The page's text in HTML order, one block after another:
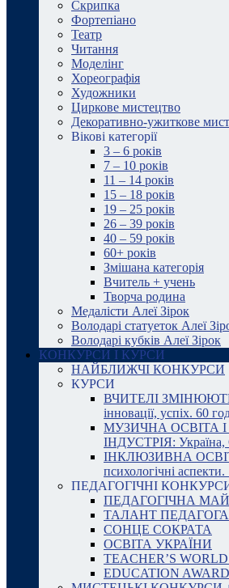
Скрипка
Фортепіано
Театр
Читання
Моделінг
Хореографія
Художники
Циркове мистецтво
Декоративно-ужиткове
Вікові категорії
3 – 6 років
7 – 10 років
11 – 14 років
15 – 18 років
19 – 25 років
26 – 39 років
40 – 59 років
60+ років
Змішана категорія
Вчитель + учень
Творча родина
Медалісти Алеї Зірок
Володарі статуеток Алеї
Володарі кубків Алеї Зірок
КОНКУРСИ І КУРСИ
НАЙБЛИЖЧІ КОНКУРСИ
КУРСИ
ВЧИТЕЛІ ЗМІНЮЮТЬ
інновації, успіх. 60
МУЗИЧНА ОСВІТА
ІНДУСТРІЯ: Україна,
ІНКЛЮЗИВНА
психологічні
ПЕДАГОГІЧНІ
ПЕДАГОГІЧНА
ТАЛАНТ ПЕДАГОГА
СОНЦЕ СОКРАТА
ОСВІТА УКРАЇНИ
TEACHER’S
EDUCATION